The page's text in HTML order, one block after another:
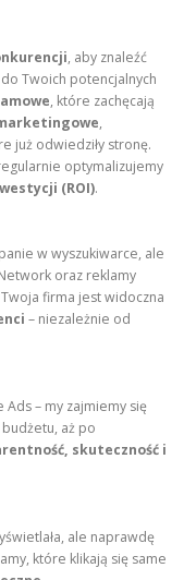
, aby znaleźć
Twoich potencjalnych
, które zachęcają
,
już odwiedziły stronę.
optymalizujemy
(ROI).
w wyszukiwarce, ale
oraz reklamy
firma jest widoczna
– niezależnie od
Ads – my zajmiemy się
aż po
skuteczność i
ale naprawdę
które klikają się same